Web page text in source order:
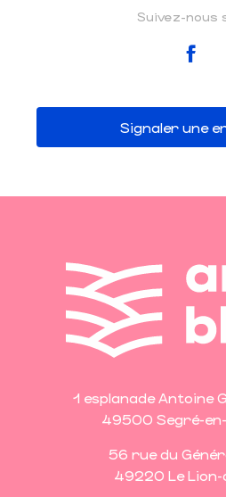
Suivez-nous
Signaler une
1 esplanade Antoine
49500 Segré-
56 rue du
49220 Le Lion-